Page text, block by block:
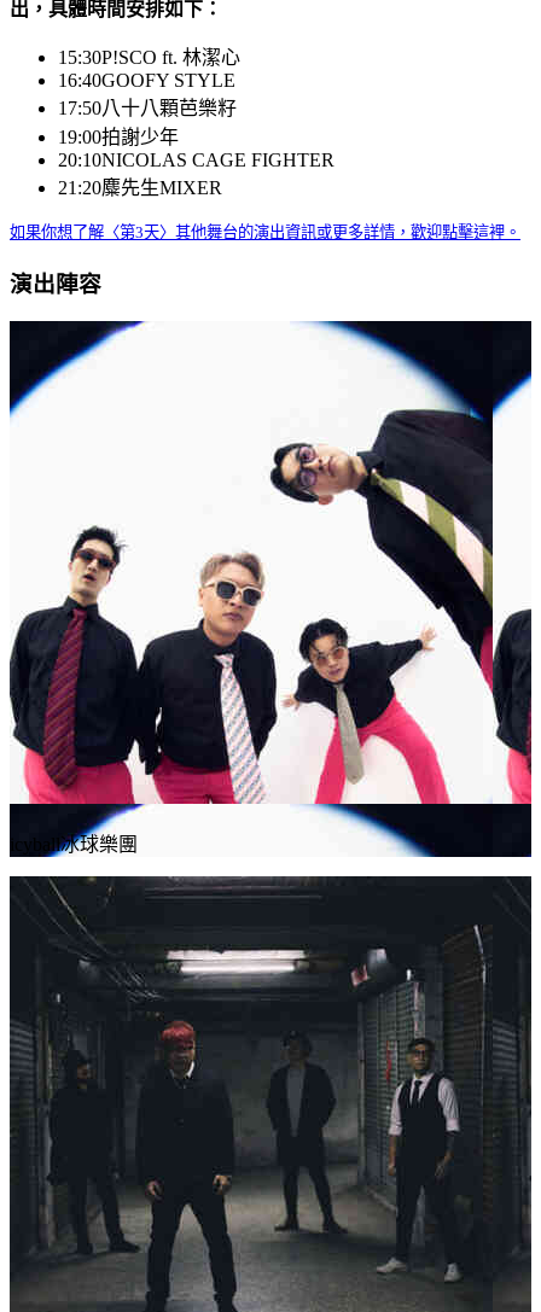
出，具體時間安排如下：
15:30P!SCO ft. 林潔心
16:40GOOFY STYLE
17:50八十八顆芭樂籽
19:00拍謝少年
20:10NICOLAS CAGE FIGHTER
21:20麋先生MIXER
如果你想了解〈第3天〉其他舞台的演出資訊或更多詳情，歡迎點擊這裡。
演出陣容
icyball冰球樂團